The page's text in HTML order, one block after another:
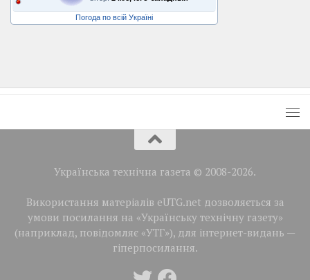
Погода по всій Україні
Українська технічна газета © 2008-2026.
Використання матеріалів eUTG.net дозволяється за
умови посилання на «Українську технічну газету»
(наприклад, повідомляє «УТГ»), для інтернет-видань —
гіперпосилання.